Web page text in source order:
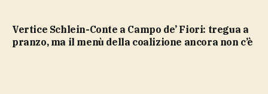
Vertice Schlein-Conte a Campo de’ Fiori: tregua a
pranzo, ma il menù della coalizione ancora non c’è